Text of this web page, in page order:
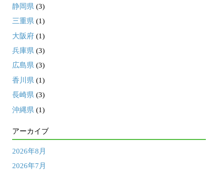
静岡県 (3)
三重県 (1)
大阪府 (1)
兵庫県 (3)
広島県 (3)
香川県 (1)
長崎県 (3)
沖縄県 (1)
アーカイブ
2026年8月
2026年7月